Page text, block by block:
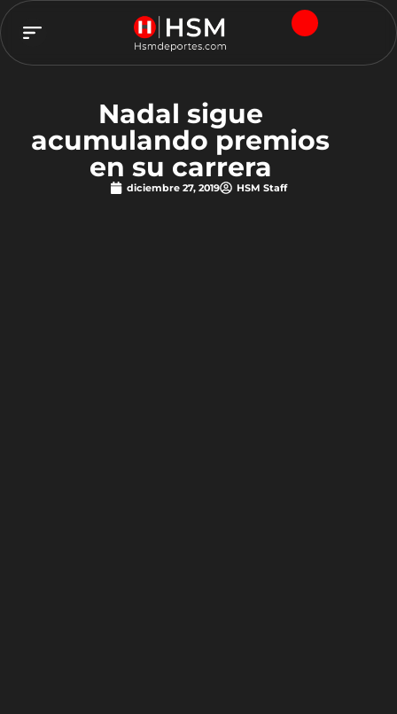
Nadal sigue
acumulando premios
en su carrera
diciembre 27, 2019 HSM Staff